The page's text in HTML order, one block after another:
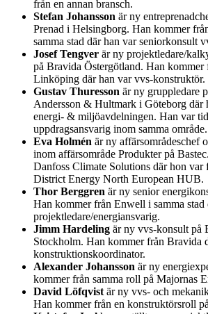
från en annan bransch.
Stefan Johansson är ny
Prenad i Helsingborg. Han kommer
samma stad där han var seniorkonsult
Josef Tengver är ny projektledare/
på Bravida Östergötland. Han kommer
Linköping där han var vvs-konstruktör.
Gustav Thuresson är ny gruppledare
Andersson & Hultmark i Göteborg där
energi- & miljöavdelningen. Han var
uppdragsansvarig inom samma område.
Eva Holmén är ny affärsområdeschef
inom affärsområde Produkter på
Danfoss Climate Solutions där hon var
District Energy North European HUB.
Thor Berggren är ny senior
Han kommer från Enwell i samma stad
projektledare/energiansvarig.
Jimm Hardeling är ny vvs-konsult på
Stockholm. Han kommer från Bravida
konstruktionskoordinator.
Alexander Johansson är ny
kommer från samma roll på Majornas
David Löfqvist är ny vvs- och
Han kommer från en konstruktörsroll